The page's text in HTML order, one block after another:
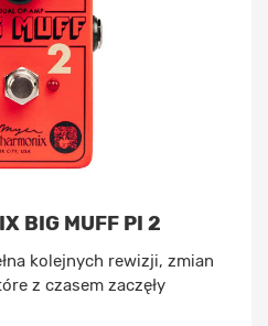
BIG MUFF PI 2
kolejnych rewizji, zmian
z czasem zaczęły